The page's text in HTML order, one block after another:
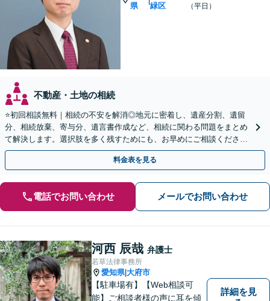
県
緑区
（平日）
不動産・土地の相続
⭐️初回相談無料｜相続の不安を解消◎地元に密着し、遺産分割、遺留
分、相続放棄、寄与分、遺言書作成など、相続に関わる問題をまとめ
て解決します。選択肢を多く残すためにも、お早めにご相談ください
【休日・夜間面談OK】【駐車場あり】
料金表を見る
電話でお問い合わせ メールでお問い合わせ
河西 辰哉 弁護士
若草法律事務所
愛知県|大府市
【駐車場有】【Web相談可
能】ご相談者様の声に耳を傾
詳細を見